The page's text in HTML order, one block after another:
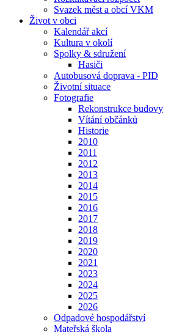
Svazek měst a obcí VKM
Život v obci
Kalendář akcí
Kultura v okolí
Spolky & sdružení
Hasiči
Autobusová doprava - PID
Životní situace
Fotografie
Rekonstrukce budovy
Vítání občánků
Historie
2010
2011
2012
2013
2014
2015
2016
2017
2018
2019
2020
2021
2023
2024
2025
2026
Odpadové hospodářství
Mateřská škola